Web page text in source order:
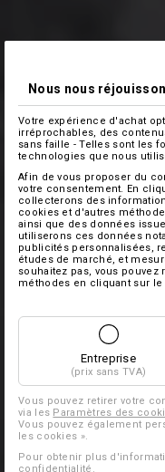
Nous nous
Votre expérience d'achat
irréprochables, des
sans faille - Telles sont les
technologies que nous
Afin de vous proposer du
votre consentement. En
collecterons des
cookies et d'autres
ainsi que des données
utiliserons ces données
publicités personnalisées,
études de marché, et
souhaitez pas, vous
méthodes en cliquant sur le
Entreprise
(prix sans TVA)
Vous pouvez retirer votre
via les Paramètres des
Vous pouvez également
les cookies ».
Pour obtenir plus
confidentialité .